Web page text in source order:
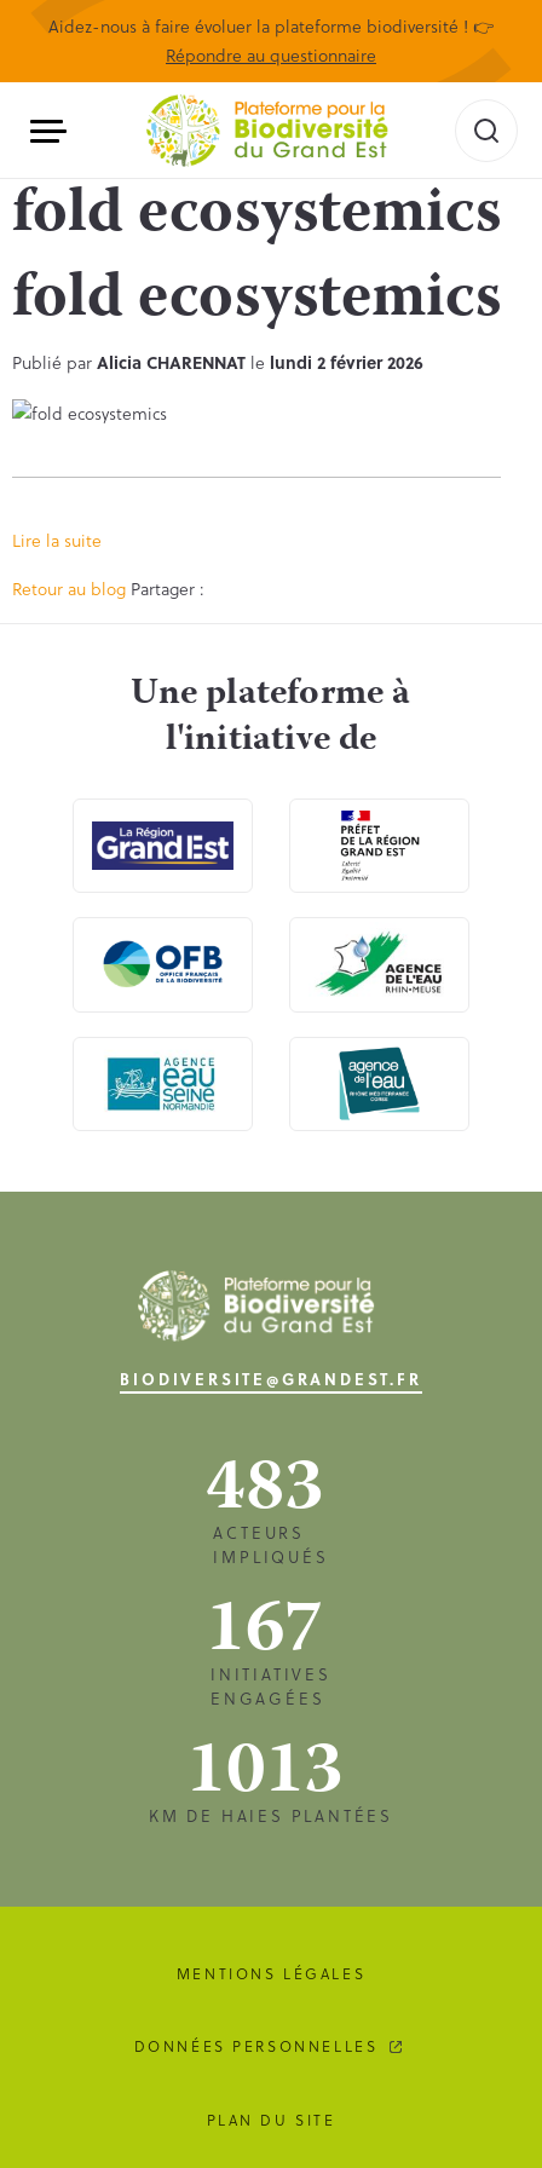
Aidez-nous à faire évoluer la plateforme biodiversité ! 👉
Répondre au questionnaire
fold ecosystemics
fold ecosystemics
Publié parAlicia CHARENNAT le lundi 2 février 2026
Lire la suite
Retour au blog Partager :
Une plateforme à
l'initiative de
BIODIVERSITE@GRANDEST.FR
483
ACTEURS
IMPLIQUÉS
167
INITIATIVES
ENGAGÉES
1013
KM DE HAIES PLANTÉES
MENTIONS LÉGALES
DONNÉES PERSONNELLES
PLAN DU SITE